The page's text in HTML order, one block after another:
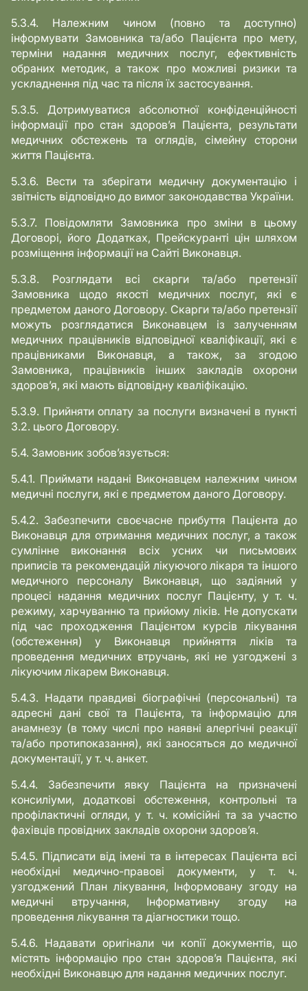
5.3.4. Належним чином (повно та доступно)
інформувати Замовника та/або Пацієнта про мету,
терміни надання медичних послуг, ефективність
обраних методик, а також про можливі ризики та
ускладнення під час та після їх застосування.
5.3.5. Дотримуватися абсолютної конфіденційності
інформації про стан здоров’я Пацієнта, результати
медичних обстежень та оглядів, сімейну сторони
життя Пацієнта.
5.3.6. Вести та зберігати медичну документацію і
звітність відповідно до вимог законодавства України.
5.3.7. Повідомляти Замовника про зміни в цьому
Договорі, його Додатках, Прейскуранті цін шляхом
розміщення інформації на Сайті Виконавця.
5.3.8. Розглядати всі скарги та/або претензії
Замовника щодо якості медичних послуг, які є
предметом даного Договору. Скарги та/або претензії
можуть розглядатися Виконавцем із залученням
медичних працівників відповідної кваліфікації, які є
працівниками Виконавця, а також, за згодою
Замовника, працівників інших закладів охорони
здоров’я, які мають відповідну кваліфікацію.
5.3.9. Прийняти оплату за послуги визначені в пункті
3.2. цього Договору.
5.4. Замовник зобов’язується:
5.4.1. Приймати надані Виконавцем належним чином
медичні послуги, які є предметом даного Договору.
5.4.2. Забезпечити своєчасне прибуття Пацієнта до
Виконавця для отримання медичних послуг, а також
сумлінне виконання всіх усних чи письмових
приписів та рекомендацій лікуючого лікаря та іншого
медичного персоналу Виконавця, що задіяний у
процесі надання медичних послуг Пацієнту, у т. ч.
режиму, харчуванню та прийому ліків. Не допускати
під час проходження Пацієнтом курсів лікування
(обстеження) у Виконавця прийняття ліків та
проведення медичних втручань, які не узгоджені з
лікуючим лікарем Виконавця.
5.4.3. Надати правдиві біографічні (персональні) та
адресні дані свої та Пацієнта, та інформацію для
анамнезу (в тому числі про наявні алергічні реакції
та/або протипоказання), які заносяться до медичної
документації, у т. ч. анкет.
5.4.4. Забезпечити явку Пацієнта на призначені
консиліуми, додаткові обстеження, контрольні та
профілактичні огляди, у т. ч. комісійні та за участю
фахівців провідних закладів охорони здоров’я.
5.4.5. Підписати від імені та в інтересах Пацієнта всі
необхідні медично-правові документи, у т. ч.
узгоджений План лікування, Інформовану згоду на
медичні втручання, Інформативну згоду на
проведення лікування та діагностики тощо.
5.4.6. Надавати оригінали чи копії документів, що
містять інформацію про стан здоров’я Пацієнта, які
необхідні Виконавцю для надання медичних послуг.